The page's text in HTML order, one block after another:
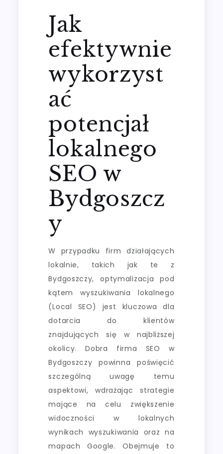
Jak
efektywnie
wykorzyst
ać
potencjał
lokalnego
SEO w
Bydgoszcz
y
W przypadku firm działających
lokalnie, takich jak te z
Bydgoszczy, optymalizacja pod
kątem wyszukiwania lokalnego
(Local SEO) jest kluczowa dla
dotarcia do klientów
znajdujących się w najbliższej
okolicy. Dobra firma SEO w
Bydgoszczy powinna poświęcić
szczególną uwagę temu
aspektowi, wdrażając strategie
mające na celu zwiększenie
widoczności w lokalnych
wynikach wyszukiwania oraz na
mapach Google. Obejmuje to